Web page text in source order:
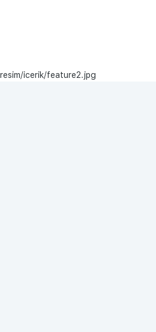
resim/icerik/feature2.jpg